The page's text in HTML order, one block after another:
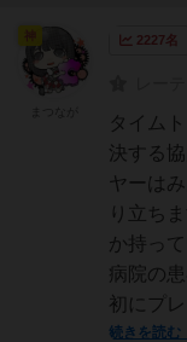
2227名
タイム
決する
ヤーは
り立ち
か持っ
病院の
初にプ
続きを読む
神